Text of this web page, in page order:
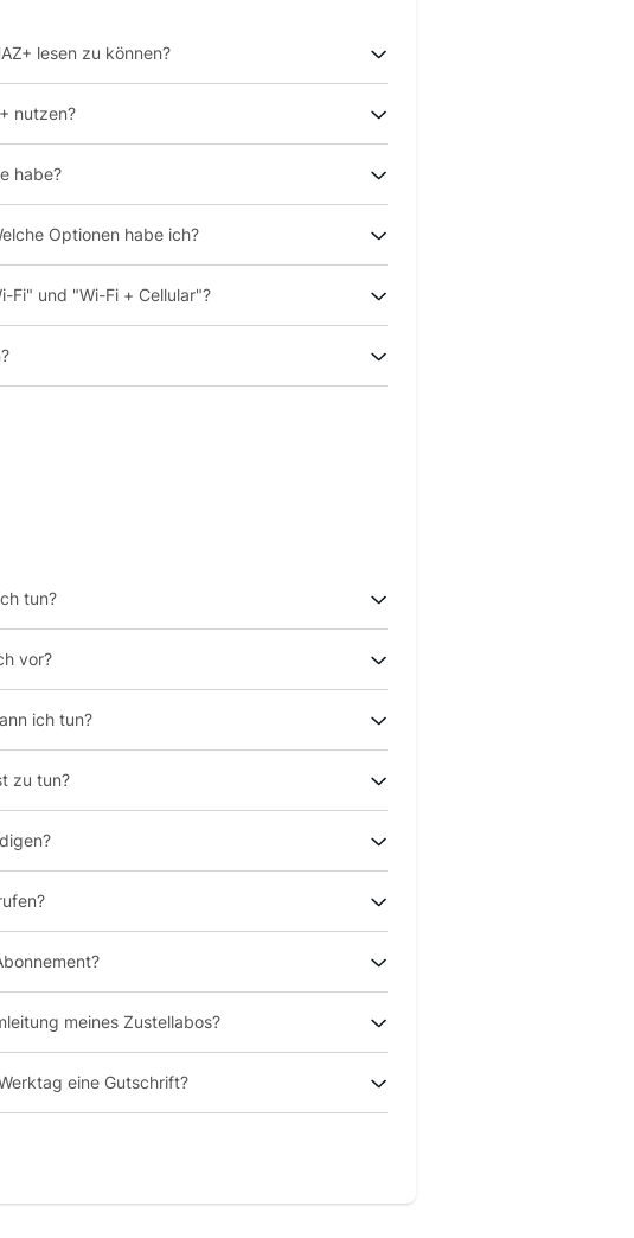
lesen zu können?
nutzen?
habe?
Optionen habe ich?
Fi" und "Wi-Fi + Cellular"?
tun?
vor?
ich tun?
zu tun?
meines Zustellabos?
eine Gutschrift?